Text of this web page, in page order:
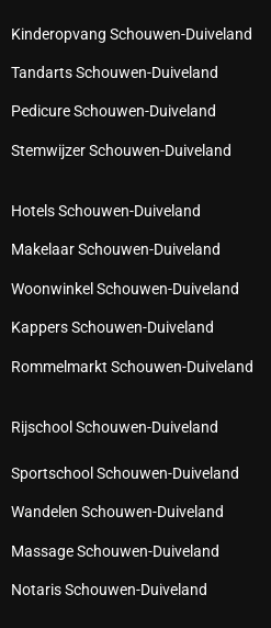
Kinderopvang Schouwen-Duiveland
Tandarts Schouwen-Duiveland
Pedicure Schouwen-Duiveland
Stemwijzer Schouwen-Duiveland
Hotels Schouwen-Duiveland
Makelaar Schouwen-Duiveland
Woonwinkel Schouwen-Duiveland
Kappers Schouwen-Duiveland
Rommelmarkt Schouwen-Duiveland
Rijschool Schouwen-Duiveland
Sportschool Schouwen-Duiveland
Wandelen Schouwen-Duiveland
Massage Schouwen-Duiveland
Notaris Schouwen-Duiveland